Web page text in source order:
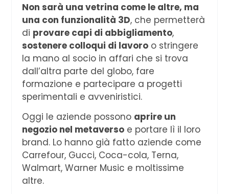
Non sarà una vetrina come le altre, ma
una con funzionalità 3D, che permetterà
di provare capi di abbigliamento,
sostenere colloqui di lavoro o stringere
la mano al socio in affari che si trova
dall’altra parte del globo, fare
formazione e partecipare a progetti
sperimentali e avveniristici.
Oggi le aziende possono aprire un
negozio nel metaverso e portare lì il loro
brand. Lo hanno già fatto aziende come
Carrefour, Gucci, Coca-cola, Terna,
Walmart, Warner Music e moltissime
altre.